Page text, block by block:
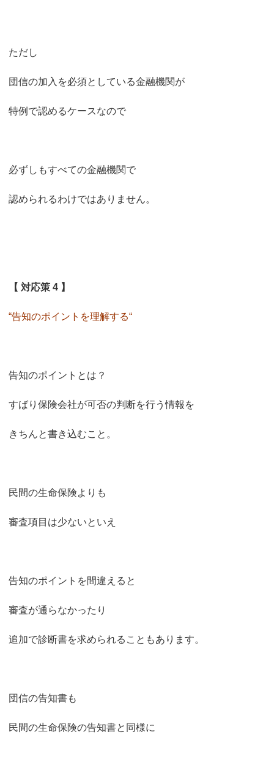
ただし
団信の加入を必須としている金融機関が
特例で認めるケースなので
必ずしもすべての金融機関で
認められるわけではありません。
【 対応策 4 】
“告知のポイントを理解する“
告知のポイントとは？
すばり保険会社が可否の判断を行う情報を
きちんと書き込むこと。
民間の生命保険よりも
審査項目は少ないといえ
告知のポイントを間違えると
審査が通らなかったり
追加で診断書を求められることもあります。
団信の告知書も
民間の生命保険の告知書と同様に